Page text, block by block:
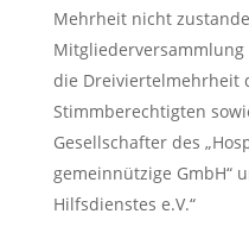
Mehrheit nicht
die Dreiviertelmehrheit
Stimmberechtigten
Gesellschafter des
gemeinnützige GmbH“
Hilfsdienstes e.V.“